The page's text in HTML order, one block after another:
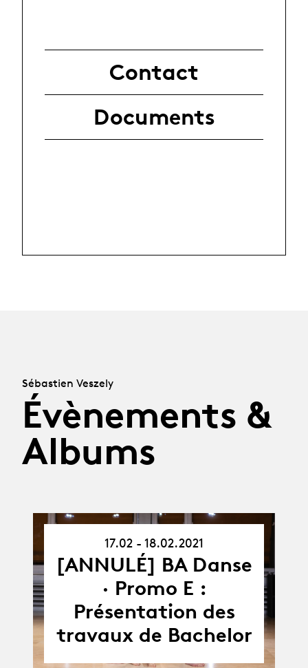
Contact
Documents
Sébastien Veszely
Évènements &
Albums
-
18.02.21
17.02 - 18.02.2021
[ANNULÉ] BA Danse
· Promo E :
Présentation des
travaux de Bachelor